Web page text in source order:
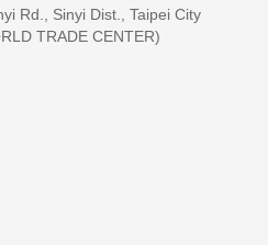
Rd., Sinyi Dist., Taipei City
TRADE CENTER)